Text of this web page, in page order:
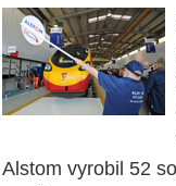
Alstom vyrobil 52